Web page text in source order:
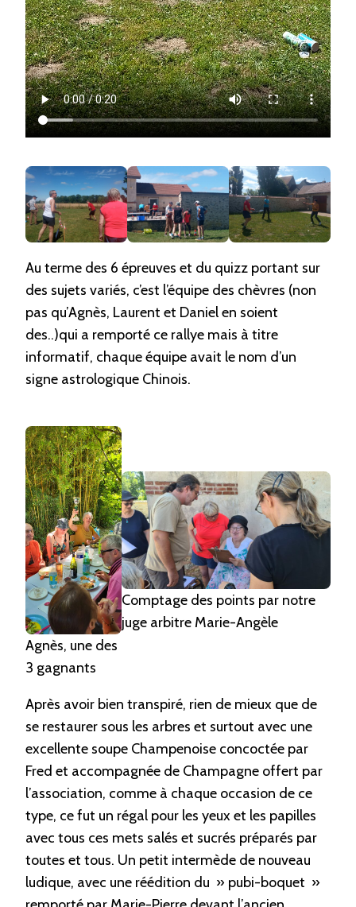
Au terme des 6 épreuves et du quizz portant sur
des sujets variés, c’est l’équipe des chèvres (non
pas qu’Agnès, Laurent et Daniel en soient
des..)qui a remporté ce rallye mais à titre
informatif, chaque équipe avait le nom d’un
signe astrologique Chinois.
Agnès, une des
3 gagnants
Comptage des points par notre
juge arbitre Marie-Angèle
Après avoir bien transpiré, rien de mieux que de
se restaurer sous les arbres et surtout avec une
excellente soupe Champenoise concoctée par
Fred et accompagnée de Champagne offert par
l’association, comme à chaque occasion de ce
type, ce fut un régal pour les yeux et les papilles
avec tous ces mets salés et sucrés préparés par
toutes et tous. Un petit intermède de nouveau
ludique, avec une réédition du » pubi-boquet »